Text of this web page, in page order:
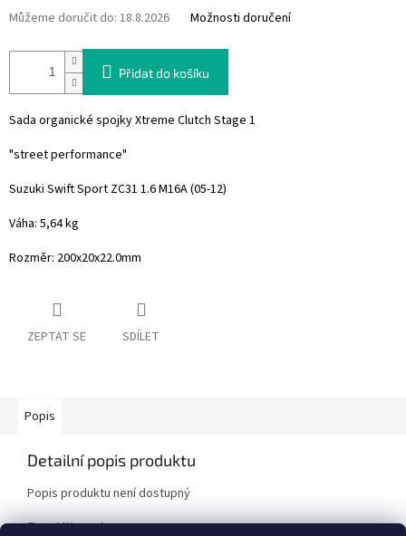
Můžeme doručit do: 18.8.2026 Možnosti doručení
Přidat do košíku
Sada organické spojky Xtreme Clutch Stage 1
"street performance"
Suzuki Swift Sport ZC31 1.6 M16A (05-12)
Váha: 5,64 kg
Rozměr: 200x20x22.0mm
ZEPTAT SE SDÍLET
Popis
Detailní popis produktu
Popis produktu není dostupný
Doplňkové parametry